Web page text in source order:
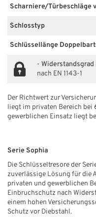
Scharniere/Türbeschläge
Schlosstyp
Schlüssellänge
- Widerstandsgrad
nach EN 1143-1
Der Richtwert zur
liegt im privaten Bereich bei
gewerblichen Einsatz liegt
Serie Sophia
Die Schlüsseltresore der
zuverlässige Lösung für die
privaten und gewerblichen
Einbruchschutz nach
einem hohen
Schutz vor Diebstahl.